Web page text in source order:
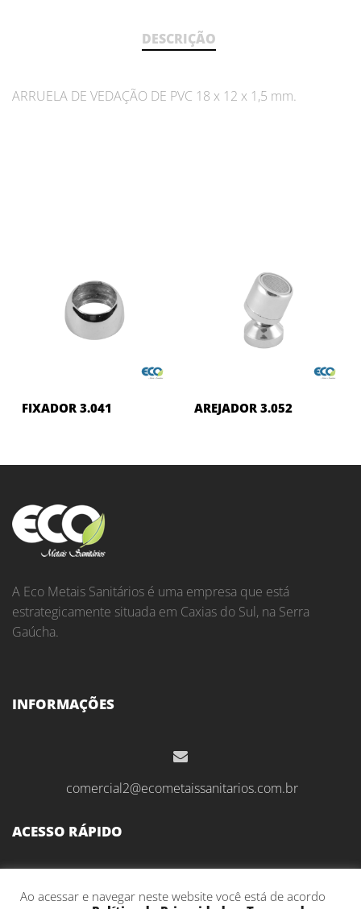
DESCRIÇÃO
ARRUELA DE VEDAÇÃO DE PVC 18 x 12 x 1,5 mm.
FIXADOR 3.041 AREJADOR 3.052
A Eco Metais Sanitários é uma empresa que está
estrategicamente situada em Caxias do Sul, na Serra
Gaúcha.
INFORMAÇÕES
comercial2@ecometaissanitarios.com.br
ACESSO RÁPIDO
Ao acessar e navegar neste website você está de acordo